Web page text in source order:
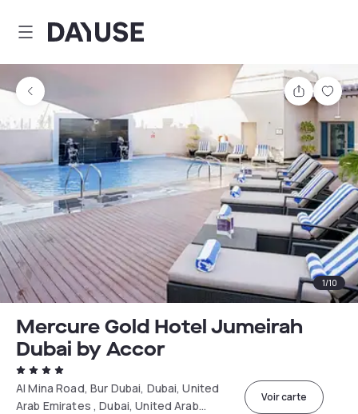
Dayuse
Partager
1/10
Mercure Gold Hotel Jumeirah
Dubai by Accor
Al Mina Road, Bur Dubai, Dubai, United
Arab Emirates , Dubai, United Arab
Voir carte